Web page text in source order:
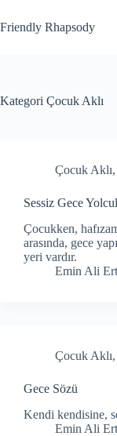
Friendly Rhapsody
Kategori Çocuk Aklı
Çocuk Aklı,
Sessiz Gece
Çocukken,
arasında, gece
yeri vardır.
Emin Ali
Çocuk Aklı,
Gece Sözü
Kendi kendisine,
Emin Ali